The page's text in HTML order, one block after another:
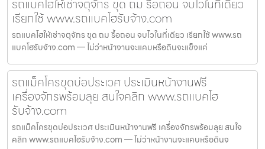
รถแบคโฮให้เช่าจตุจักร ขุด ถม รื้อถอน จบไวในที่เดียว
เรียกใช้ www.รถแบคโฮรับจ้าง.com
รถแบคโฮให้เช่าจตุจักร ขุด ถม รื้อถอน จบไวในที่เดียว เรียกใช้ www.รถ
แบคโฮรับจ้าง.com — ไม่ว่าหน้างานจะแคบหรือดินจะแข็งแค่
รถแม็คโครขุดบ่อประเวศ ประเมินหน้างานฟรี
เครื่องจักรพร้อมลุย สนใจคลิก www.รถแบคโฮ
รับจ้าง.com
รถแม็คโครขุดบ่อประเวศ ประเมินหน้างานฟรี เครื่องจักรพร้อมลุย สนใจ
คลิก www.รถแบคโฮรับจ้าง.com — ไม่ว่าหน้างานจะแคบหรือดินจ